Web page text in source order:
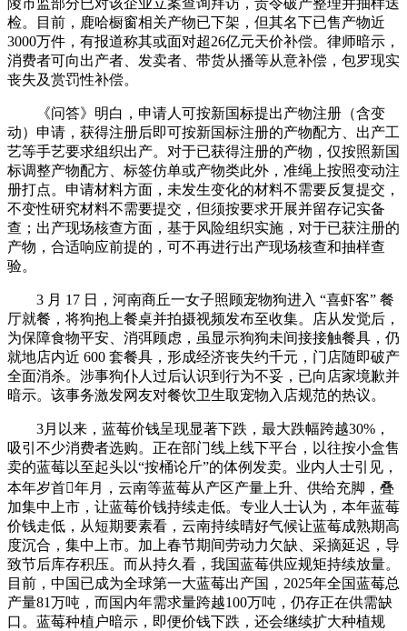
陵市监部分已对该企业立案查询拜访，责令破产整理并抽样送
检。目前，鹿哈橱窗相关产物已下架，但其名下已售产物近
3000万件，有报道称其或面对超26亿元天价补偿。律师暗示，
消费者可向出产者、发卖者、带货从播等从意补偿，包罗现实
丧失及赏罚性补偿。
《问答》明白，申请人可按新国标提出产物注册（含变
动）申请，获得注册后即可按新国标注册的产物配方、出产工
艺等手艺要求组织出产。对于已获得注册的产物，仅按照新国
标调整产物配方、标签仿单或产物类此外，准绳上按照变动注
册打点。申请材料方面，未发生变化的材料不需要反复提交，
不变性研究材料不需要提交，但须按要求开展并留存记实备
查；出产现场核查方面，基于风险组织实施，对于已获注册的
产物，合适响应前提的，可不再进行出产现场核查和抽样查
验。
3 月 17 日，河南商丘一女子照顾宠物狗进入 “喜虾客” 餐
厅就餐，将狗抱上餐桌并拍摄视频发布至收集。店从发觉后，
为保障食物平安、消弭顾虑，虽显示狗狗未间接接触餐具，仍
就地店内近 600 套餐具，形成经济丧失约千元，门店随即破产
全面消杀。涉事狗仆人过后认识到行为不妥，已向店家境歉并
暗示。该事务激发网友对餐饮卫生取宠物入店规范的热议。
3月以来，蓝莓价钱呈现显著下跌，最大跌幅跨越30%，
吸引不少消费者选购。正在部门线上线下平台，以往按小盒售
卖的蓝莓以至起头以“按桶论斤”的体例发卖。业内人士引见，
本年岁首年月，云南等蓝莓从产区产量上升、供给充脚，叠
加集中上市，让蓝莓价钱持续走低。专业人士认为，本年蓝莓
价钱走低，从短期要素看，云南持续晴好气候让蓝莓成熟期高
度沉合，集中上市。加上春节期间劳动力欠缺、采摘延迟，导
致节后库存积压。而从持久看，我国蓝莓供应规矩持续放量。
目前，中国已成为全球第一大蓝莓出产国，2025年全国蓝莓总
产量81万吨，而国内年需求量跨越100万吨，仍存正在供需缺
口。蓝莓种植户暗示，即便价钱下跌，还会继续扩大种植规